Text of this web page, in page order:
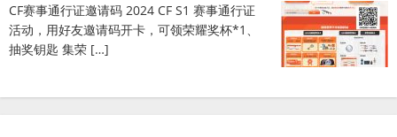
CF赛事通行证邀请码 2024 CF S1 赛事通行证
活动，用好友邀请码开卡，可领荣耀奖杯*1、
抽奖钥匙 集荣 […]